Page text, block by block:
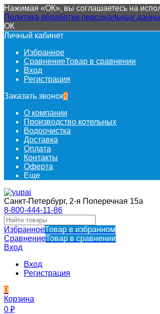
Нажимая «ОК», вы соглашаетесь на
Политика обработки персональных
ОК
Личный кабинет
Избранное
СравнениеТовар в сравнении
Вход
Регистрация
Заказать звонок0
О компании
Производство котельных
Водоочистка
Доставка
Оплата
Контакты
Оферта
Еще
Санкт-Петербург, 2-я Поперечная 15а
8-800-444-11-86
ИзбранноеТовар в избранном
СравнениеТовар в сравнении
Вход
Вход
Регистрация
0
Корзина
0 ₽